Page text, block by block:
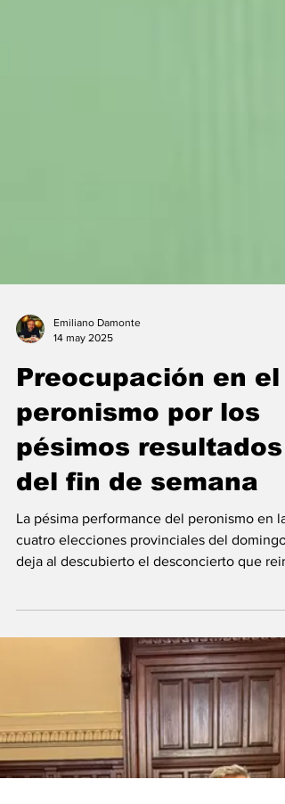
Emiliano Damonte
14 may 2025
Preocupación en el
peronismo por los
pésimos resultados
del fin de semana
La pésima performance del peronismo en
deja al descubierto el desconcierto que